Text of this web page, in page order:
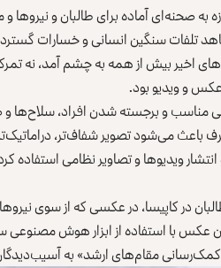
به صحنه‌ای آماده برای طالبان و
تلفات سنگین انسانی و خسارات
اخیر بیش از همه به چشم آمد، نه
و ویدیو بود.
مناسب و برجسته‌ شدن افراد،
باعث می‌شود تصویر شفاف‌تر،
ویدیوها و تصاویر نظامی استفاده
طالبان در کاپیسا، در عکسی که از سوی
عکس با استفاده از ابزار هوش
مقام‌های ارشد» به